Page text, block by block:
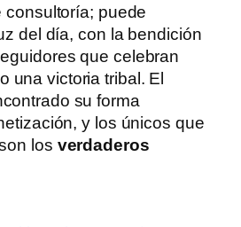
consultoría; puede
del día, con la bendición
que celebran
una victoria tribal. El
su forma
y los únicos que
los verdaderos